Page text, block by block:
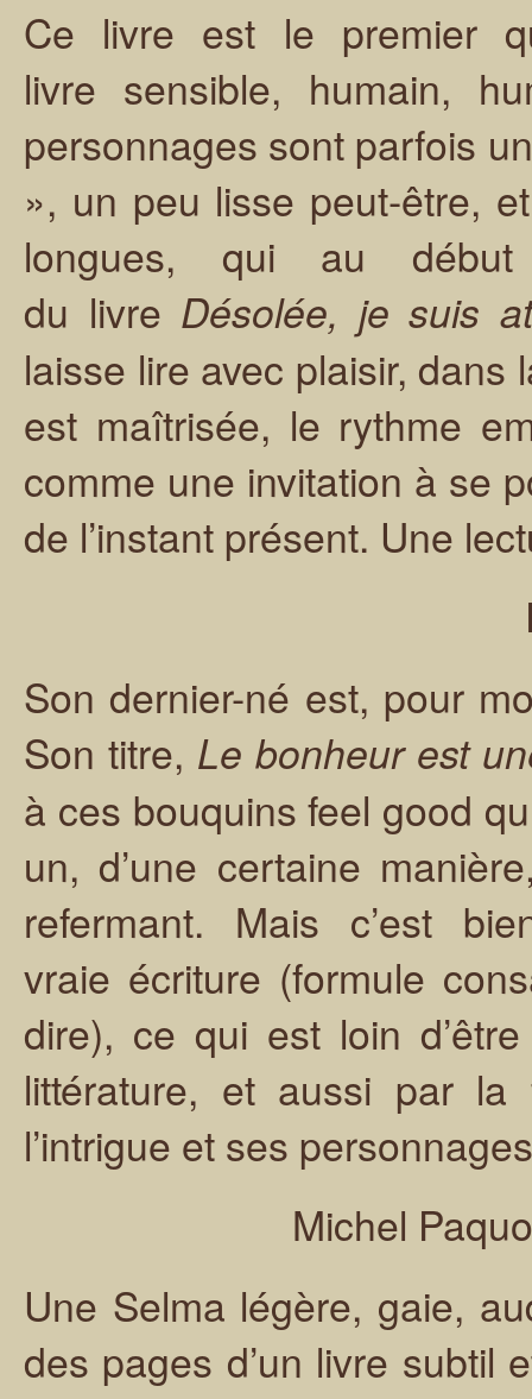
Ce livre est le premier
livre sensible, humain,
personnages sont parfois
», un peu lisse peut-être,
longues, qui au début
du livre Désolée, je suis
laisse lire avec plaisir,
est maîtrisée, le rythme
comme une invitation à se
de l’instant présent. Une
Son dernier-né est, pour
Son titre, Le bonheur est
à ces bouquins feel good
un, d’une certaine
refermant. Mais c’est
vraie écriture (formule
dire), ce qui est loin
littérature, et aussi par la
l’intrigue et ses
Michel
Une Selma légère, gaie,
des pages d’un livre subtil